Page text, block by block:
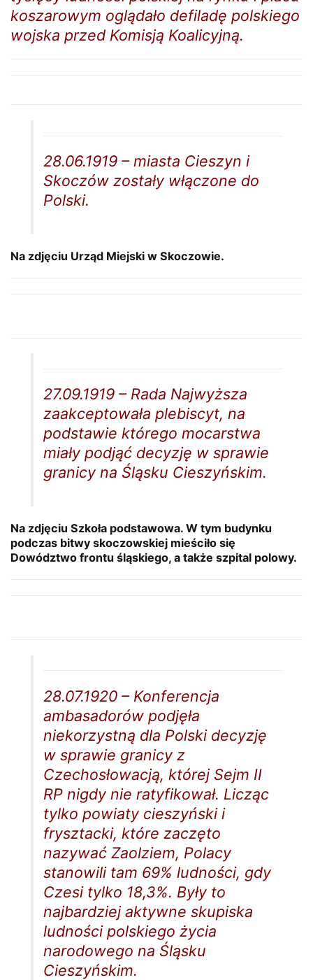
koszarowym oglądało defiladę polskiego
wojska przed Komisją Koalicyjną.
28.06.1919 – miasta Cieszyn i
Skoczów zostały włączone do
Polski.
Na zdjęciu Urząd Miejski w Skoczowie.
27.09.1919 – Rada Najwyższa
zaakceptowała plebiscyt, na
podstawie którego mocarstwa
miały podjąć decyzję w sprawie
granicy na Śląsku Cieszyńskim.
Na zdjęciu Szkoła podstawowa. W tym budynku
podczas bitwy skoczowskiej mieściło się
Dowództwo frontu śląskiego, a także szpital polowy.
28.07.1920 – Konferencja
ambasadorów podjęła
niekorzystną dla Polski decyzję
w sprawie granicy z
Czechosłowacją, której Sejm II
RP nigdy nie ratyfikował. Licząc
tylko powiaty cieszyński i
frysztacki, które zaczęto
nazywać Zaolziem, Polacy
stanowili tam 69% ludności, gdy
Czesi tylko 18,3%. Były to
najbardziej aktywne skupiska
ludności polskiego życia
narodowego na Śląsku
Cieszyńskim.